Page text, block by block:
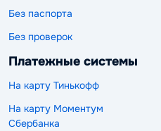
Без паспорта
Без проверок
Платежные системы
На карту Тинькофф
На карту Моментум
Сбербанка